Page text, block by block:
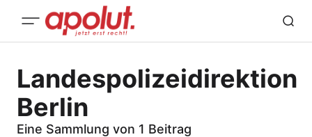
Landespolizeidirektion
Berlin
Eine Sammlung von 1 Beitrag